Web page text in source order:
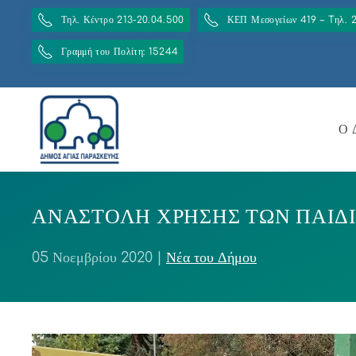
Τηλ. Κέντρο 213-20.04.500 ΚΕΠ Μεσογείων 419 – Tηλ.
Γραμμή του Πολίτη: 15244
Ο
ΑΝΑΣΤΟΛΗ ΧΡΗΣΗΣ ΤΩΝ
05 Νοεμβρίου 2020 Νέα του Δήμου